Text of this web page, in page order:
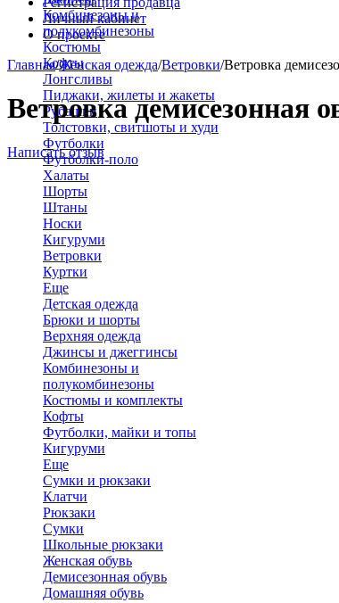
Комбинезоны и
полукомбинезоны
Костюмы
Кофты
Лонгсливы
Пиджаки, жилеты и жакеты
Рубашки
Толстовки, свитшоты и худи
Футболки
Футболки-поло
Халаты
Шорты
Штаны
Носки
Кигуруми
Ветровки
Куртки
Еще
Детская одежда
Брюки и шорты
Верхняя одежда
Джинсы и джеггинсы
Комбинезоны и
полукомбинезоны
Костюмы и комплекты
Кофты
Футболки, майки и топы
Кигуруми
Еще
Сумки и рюкзаки
Клатчи
Рюкзаки
Сумки
Школьные рюкзаки
Женская обувь
Демисезонная обувь
Домашняя обувь
Личный кабинет
О проекте
Главная/Женская одежда/Ветровки/Ветровка
Ветровка демисезонная
Написать отзыв